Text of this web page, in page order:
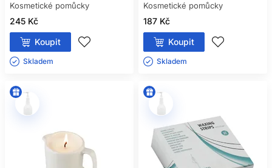
Kosmetické pomůcky
245 Kč
Koupit
Skladem ㅤ
Kosmetické pomůcky
187 Kč
Koupit
Skladem ㅤ